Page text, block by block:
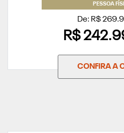
PESSOA
De: R$
R$
CONFIRA A